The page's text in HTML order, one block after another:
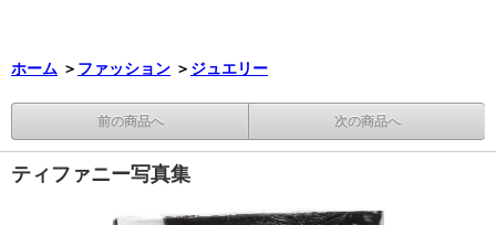
ホーム ＞ ファッション ＞ ジュエリー
前の商品へ 次の商品へ
ティファニー写真集